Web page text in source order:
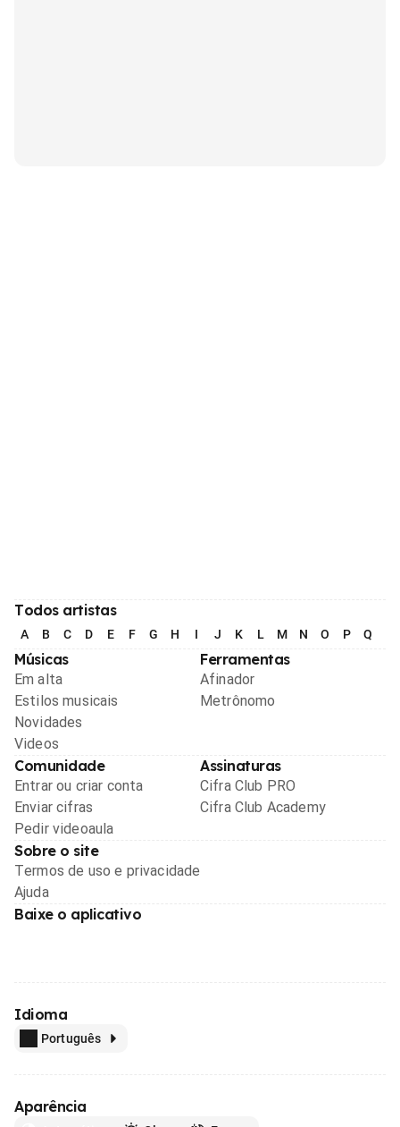
Todos artistas
A B C D E F G H I J K L M N O P Q
Músicas
Em alta
Estilos musicais
Novidades
Videos
Ferramentas
Afinador
Metrônomo
Comunidade
Entrar ou criar conta
Enviar cifras
Pedir videoaula
Assinaturas
Cifra Club PRO
Cifra Club Academy
Sobre o site
Termos de uso e privacidade
Ajuda
Baixe o aplicativo
Idioma
Português
Aparência